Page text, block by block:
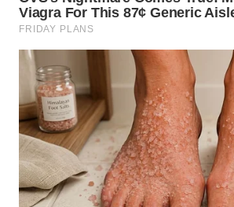
WN
KALSEL
WN
KALTIM
WN
SULSEL
WN
GORONTALO